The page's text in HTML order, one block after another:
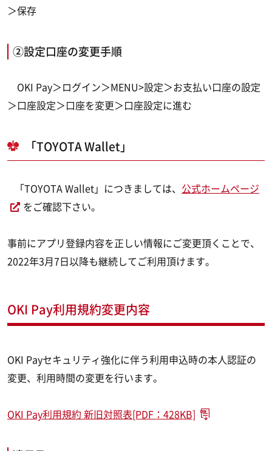
＞保存
②設定口座の変更手順
OKI Pay＞ログイン＞MENU>設定＞お支払い口座の設定
＞口座設定＞口座を変更＞口座設定に進む
「TOYOTA Wallet」
「TOYOTA Wallet」につきましては、 公式ホームページ
をご確認下さい。
事前にアプリ登録内容を正しい情報にご変更頂くことで、
2022年3月7日以降も継続してご利用頂けます。
OKI Pay利用規約変更内容
OKI Payセキュリティ強化に伴う利用申込時の本人認証の
変更、利用時間の変更を行います。
OKI Pay利用規約 新旧対照表[PDF：428KB]